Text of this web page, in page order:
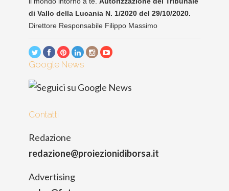
di Vallo della Lucania N. 1/2020 del 29/10/2020.
Direttore Responsabile Filippo Massimo
Google News
Contatti
Redazione
redazione@proiezionidiborsa.it
Advertising